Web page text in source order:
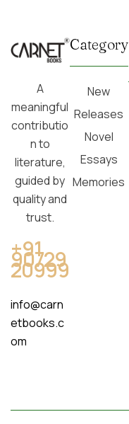
A
meaningful
contributio
n to
literature,
guided by
quality and
trust.
+91
90729
20999
info@carn
etbooks.c
om
Category
New
Releases
Novel
Essays
Memories